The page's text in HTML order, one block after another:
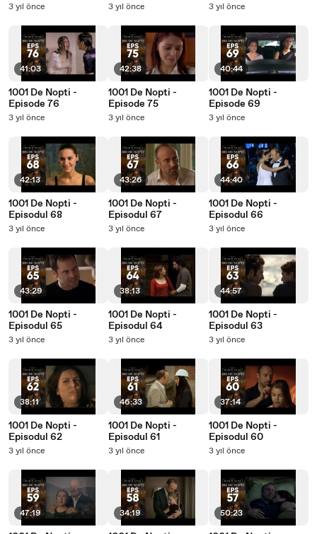
3 yıl önce
41:03
1001 De Nopti -
Episode 76
3 yıl önce
42:13
1001 De Nopti -
Episodul 68
3 yıl önce
43:29
1001 De Nopti -
Episodul 65
3 yıl önce
38:11
1001 De Nopti -
Episodul 62
3 yıl önce
47:19
3 yıl önce
42:38
1001 De Nopti -
Episode 75
3 yıl önce
43:26
1001 De Nopti -
Episodul 67
3 yıl önce
38:13
1001 De Nopti -
Episodul 64
3 yıl önce
46:33
1001 De Nopti -
Episodul 61
3 yıl önce
34:19
3 yıl önce
40:44
1001 De Nopti -
Episode 69
3 yıl önce
44:40
1001 De Nopti -
Episodul 66
3 yıl önce
44:57
1001 De Nopti -
Episodul 63
3 yıl önce
37:14
1001 De Nopti -
Episodul 60
3 yıl önce
50:23